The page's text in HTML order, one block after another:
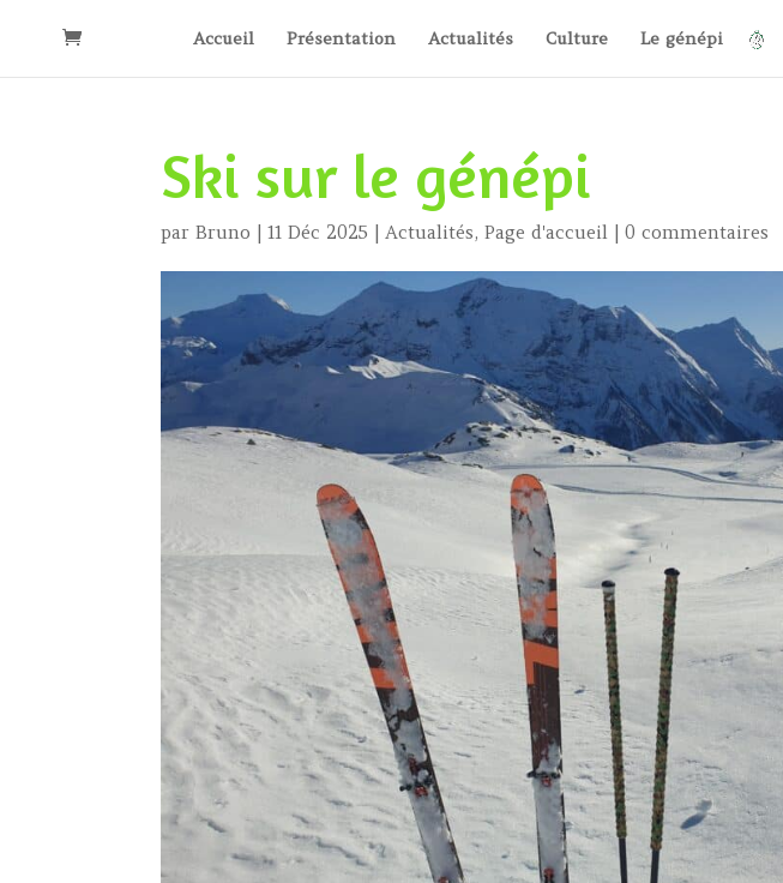
Accueil Présentation Actualités Culture Le génépi
Ski sur le génépi
parBruno |11 Déc 2025 |Actualités,Page d'accueil |0 commentaires